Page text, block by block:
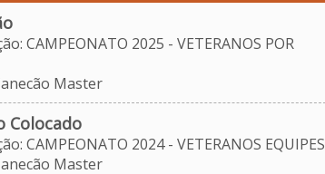
CAMPEONATO 2025 - VETERANOS POR
Master
Colocado
CAMPEONATO 2024 - VETERANOS EQUIPES
Master